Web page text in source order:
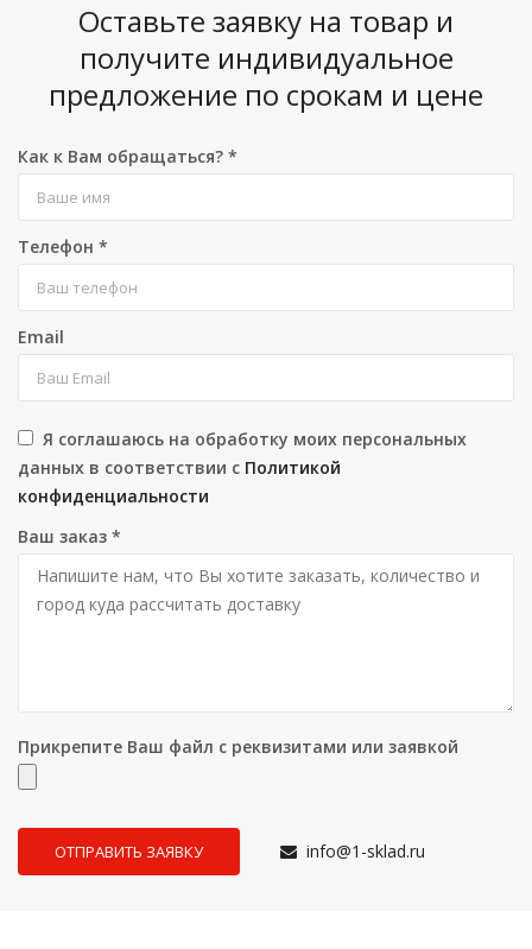
Оставьте заявку на товар и
получите индивидуальное
предложение по срокам и цене
Как к Вам обращаться? *
Телефон *
Email
Я соглашаюсь на обработку моих персональных
данных в соответствии с Политикой
конфиденциальности
Ваш заказ *
Прикрепите Ваш файл с реквизитами или заявкой
info@1-sklad.ru